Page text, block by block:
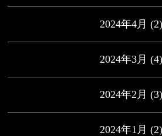
2024年4月 (2)
2024年3月 (4)
2024年2月 (3)
2024年1月 (2)